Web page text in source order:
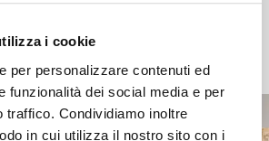
i cookie
per personalizzare contenuti ed
funzionalità dei social media e per
traffico. Condividiamo inoltre
in cui utilizza il nostro sito con i